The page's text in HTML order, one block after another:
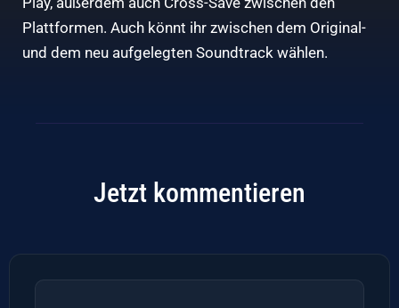
Plattformen. Auch könnt ihr zwischen dem Original-
und dem neu aufgelegten Soundtrack wählen.
Jetzt kommentieren